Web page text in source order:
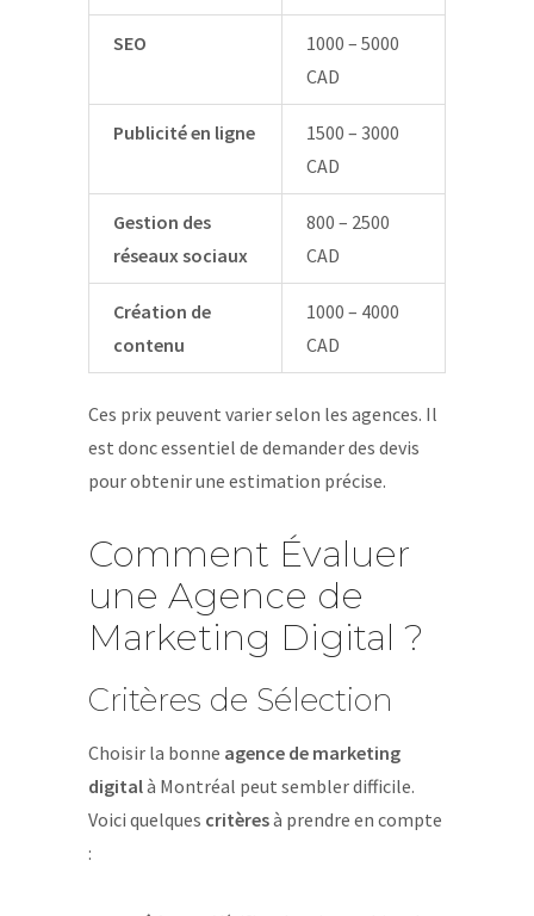
SEO
1000 – 5000
CAD
Publicité en ligne
1500 – 3000
CAD
Gestion des
réseaux sociaux
800 – 2500
CAD
Création de
contenu
1000 – 4000
CAD
Ces prix peuvent varier selon les agences. Il
est donc essentiel de demander des devis
pour obtenir une estimation précise.
Comment Évaluer
une Agence de
Marketing Digital ?
Critères de Sélection
Choisir la bonne agence de marketing
digitalà Montréal peut sembler difficile.
Voici quelques critèresà prendre en compte
: